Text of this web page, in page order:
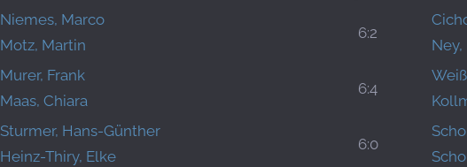
Niemes, Marco
Motz, Martin
6:2
Ney,
Murer, Frank
Maas, Chiara
6:4
Sturmer, Hans-Günther
Heinz-Thiry, Elke
6:0